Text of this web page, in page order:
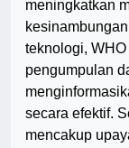
meningkatkan
teknologi,
pengumpulan
secara efektif.
mencakup